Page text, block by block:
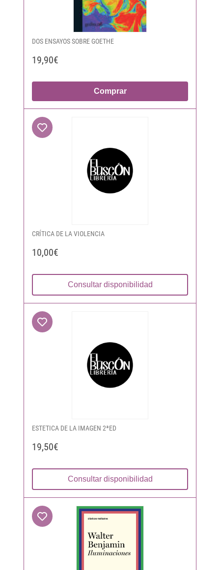
DOS ENSAYOS SOBRE GOETHE
19,90€
Comprar
CRÍTICA DE LA VIOLENCIA
10,00€
Consultar disponibilidad
ESTETICA DE LA IMAGEN 2ªED
19,50€
Consultar disponibilidad